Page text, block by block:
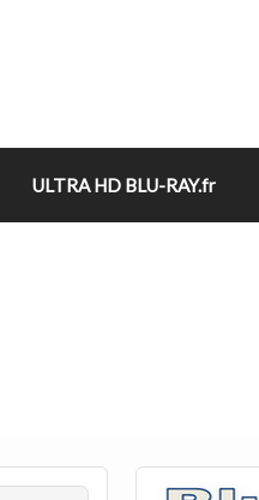
ULTRA HD BLU-RAY.fr